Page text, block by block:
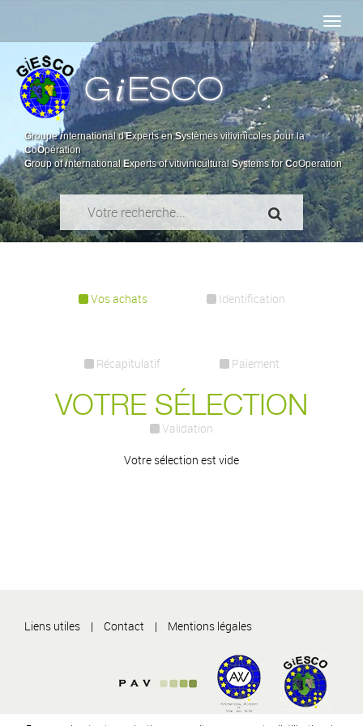
GiESCO
Groupeinternational d'Experts enSystèmes vitivinicoles pour la
CoOpération
Group ofinternationalExperts of vitivinicultural Systems forCoOperation
Vos achats Identification
Récapitulatif Paiement
Validation
VOTRE SÉLECTION
Votre sélection est vide
Liens utiles Contact Mentions légales